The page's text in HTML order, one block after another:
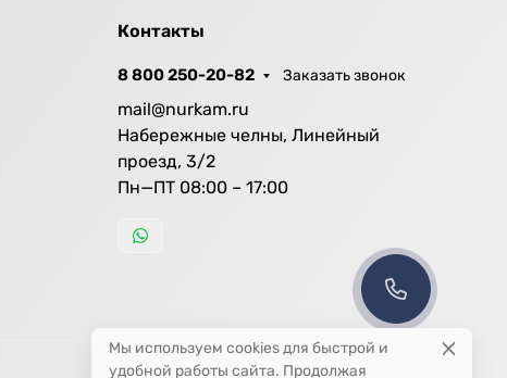
Контакты
8 800 250-20-82 Заказать звонок
mail@nurkam.ru
Набережные челны, Линейный
проезд, 3/2
Пн—ПТ 08:00 – 17:00
Мы используем cookies для быстрой и
удобной работы сайта. Продолжая